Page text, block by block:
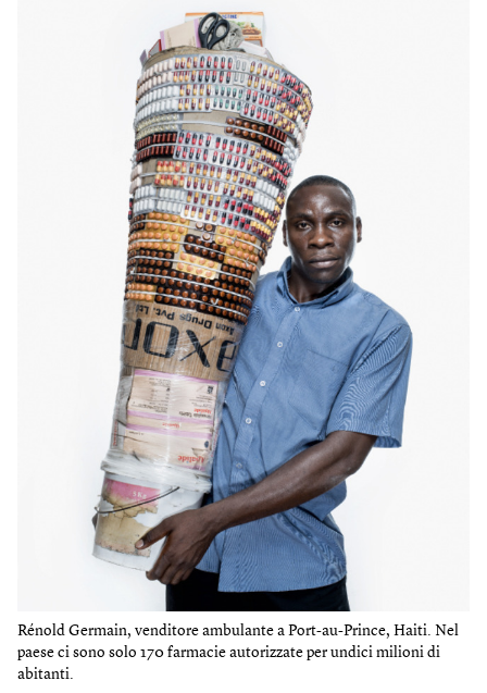
Rénold Germain, venditore ambulante a Port-au-Prince, Haiti. Nel
paese ci sono solo 170 farmacie autorizzate per undici milioni di
abitanti.